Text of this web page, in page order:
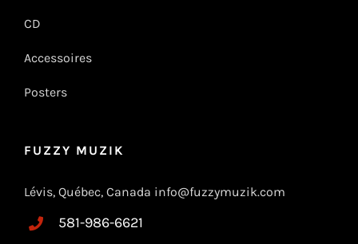
CD
Accessoires
Posters
FUZZY MUZIK
Lévis, Québec, Canada info@fuzzymuzik.com
581-986-6621